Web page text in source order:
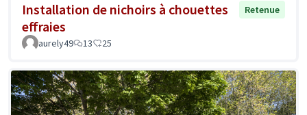
Installation de nichoirs à chouettes
effraies
Retenue
aurely49 13 25